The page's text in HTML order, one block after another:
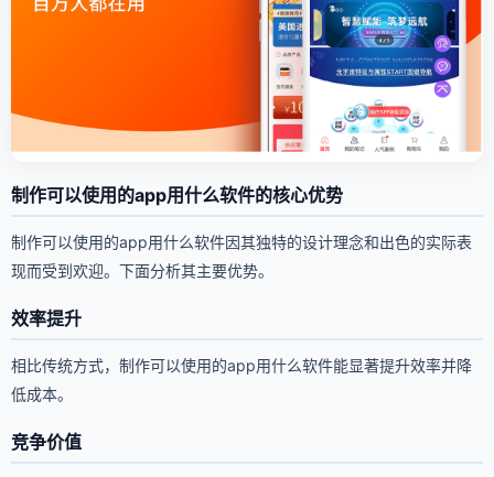
制作可以使用的app用什么软件的核心优势
制作可以使用的app用什么软件因其独特的设计理念和出色的实际表
现而受到欢迎。下面分析其主要优势。
效率提升
相比传统方式，制作可以使用的app用什么软件能显著提升效率并降
低成本。
竞争价值